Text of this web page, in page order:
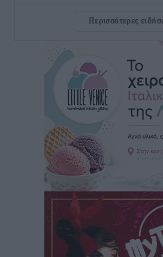
Νέο ξενοδοχείο στη Ρόδο για την
στην Κω
Τοπικές Ειδήσεις • πριν 4 ώρες
Αυτοκίνητο μπήκε παράνομα σε
Μαστιχάρι – Αναποδογύρισε
5χρονο παιδί
Τοπικές Ειδήσεις• πριν 4 ώρες
“Η Ευρώπη αντιμετώπιζε το
τρόμου” – Η συγκλονιστική
Γιασιράνη στον RV για τα
Σύμφωνο της Λέρου
Τοπικές Ειδήσεις • πριν 4 ώρες
Περισσότερες